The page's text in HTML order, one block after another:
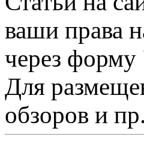
ваши права
через
Для
обзоров и